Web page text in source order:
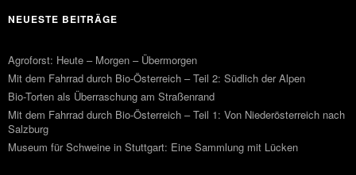
NEUESTE BEITRÄGE
Agroforst: Heute – Morgen – Übermorgen
Mit dem Fahrrad durch Bio-Österreich – Teil 2: Südlich der Alpen
Bio-Torten als Überraschung am Straßenrand
Mit dem Fahrrad durch Bio-Österreich – Teil 1: Von Niederösterreich nach
Salzburg
Museum für Schweine in Stuttgart: Eine Sammlung mit Lücken